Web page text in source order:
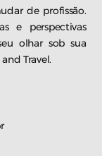
de profissão.
e perspectivas
olhar sob sua
Travel.